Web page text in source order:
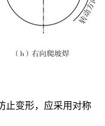
止变形，应采用对称